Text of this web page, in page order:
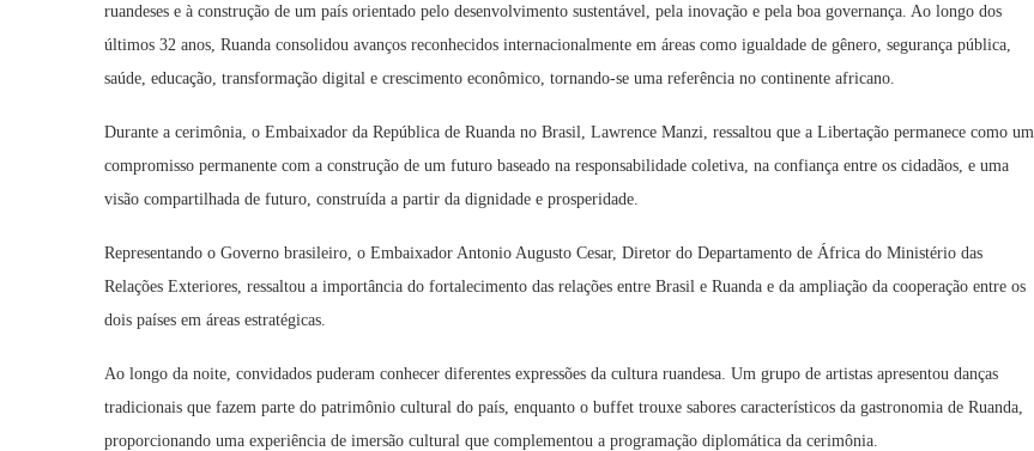
ruandeses e à construção de um país orientado pelo desenvolvimento sustentável, pela inovação e pela boa governança. Ao longo dos
últimos 32 anos, Ruanda consolidou avanços reconhecidos internacionalmente em áreas como igualdade de gênero, segurança pública,
saúde, educação, transformação digital e crescimento econômico, tornando-se uma referência no continente africano.
Durante a cerimônia, o Embaixador da República de Ruanda no Brasil, Lawrence Manzi, ressaltou que a Libertação permanece como um
compromisso permanente com a construção de um futuro baseado na responsabilidade coletiva, na confiança entre os cidadãos, e uma
visão compartilhada de futuro, construída a partir da dignidade e prosperidade.
Representando o Governo brasileiro, o Embaixador Antonio Augusto Cesar, Diretor do Departamento de África do Ministério das
Relações Exteriores, ressaltou a importância do fortalecimento das relações entre Brasil e Ruanda e da ampliação da cooperação entre os
dois países em áreas estratégicas.
Ao longo da noite, convidados puderam conhecer diferentes expressões da cultura ruandesa. Um grupo de artistas apresentou danças
tradicionais que fazem parte do patrimônio cultural do país, enquanto o buffet trouxe sabores característicos da gastronomia de Ruanda,
proporcionando uma experiência de imersão cultural que complementou a programação diplomática da cerimônia.